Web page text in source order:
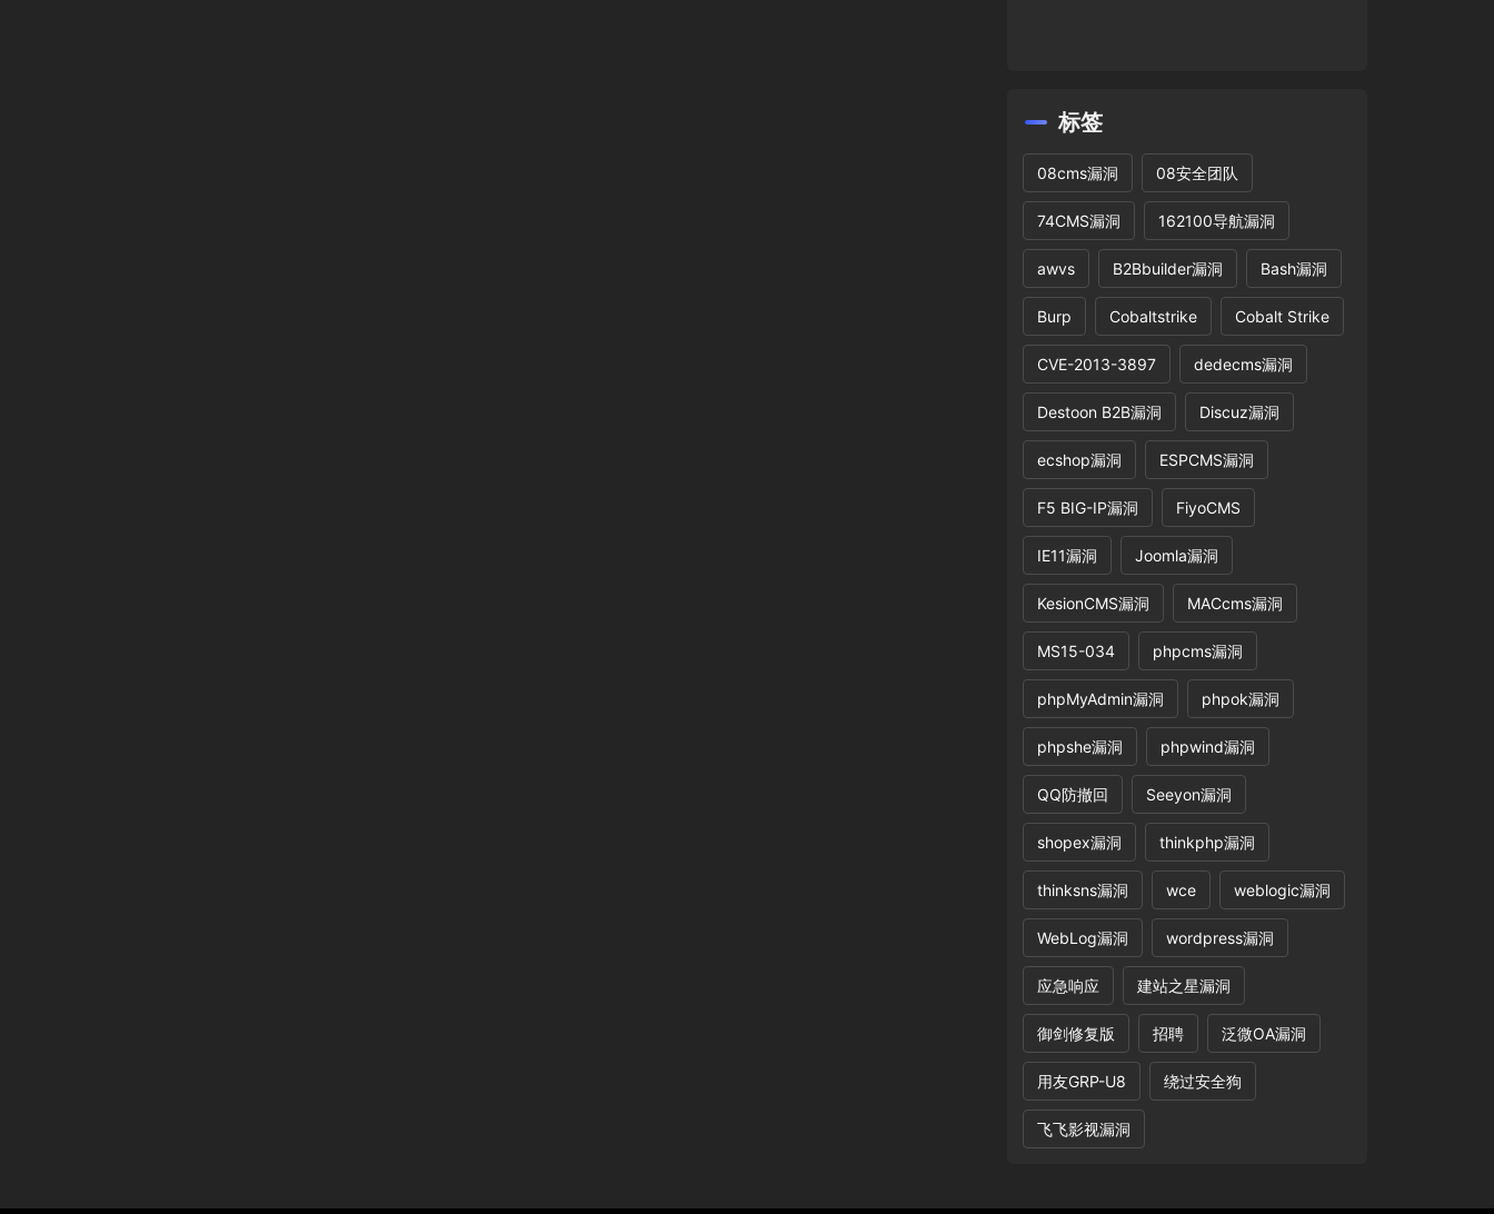
标签
08cms漏洞 08安全团队
74CMS漏洞 162100导航漏洞
awvs B2Bbuilder漏洞 Bash漏洞
Burp Cobaltstrike Cobalt Strike
CVE-2013-3897 dedecms漏洞
Destoon B2B漏洞 Discuz漏洞
ecshop漏洞 ESPCMS漏洞
F5 BIG-IP漏洞 FiyoCMS
IE11漏洞 Joomla漏洞
KesionCMS漏洞 MACcms漏洞
MS15-034 phpcms漏洞
phpMyAdmin漏洞 phpok漏洞
phpshe漏洞 phpwind漏洞
QQ防撤回 Seeyon漏洞
shopex漏洞 thinkphp漏洞
thinksns漏洞 wce weblogic漏洞
WebLog漏洞 wordpress漏洞
应急响应 建站之星漏洞
御剑修复版 招聘 泛微OA漏洞
用友GRP-U8 绕过安全狗
飞飞影视漏洞